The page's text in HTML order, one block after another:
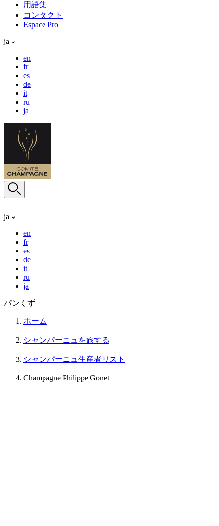
用語集
コンタクト
Espace Pro
ja
en
fr
es
de
it
ru
ja
ja
en
fr
es
de
it
ru
ja
パンくず
ホーム
—
シャンパーニュを旅する
—
シャンパーニュ生産者リスト
—
Champagne Philippe Gonet